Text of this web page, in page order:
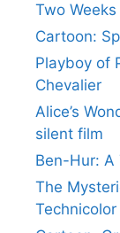
Two
Cartoon:
Playboy of
Chevalier
Alice’s
silent film
Ben-Hur: A
The
Technicolor